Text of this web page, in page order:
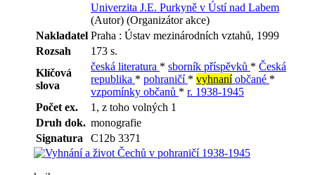
Univerzita J.E. Purkyně v Ústí nad Labem
(Autor) (Organizátor akce)
Nakladatel Praha : Ústav mezinárodních vztahů, 1999
Rozsah
173 s.
Klíčová
slova
česká literatura * sborník příspěvků * Česká
republika * pohraničí * vyhnaníobčané *
vzpomínky občanů * r. 1938-1945
Počet ex.
1, z toho volných 1
Druh dok. monografie
Signatura
C12b 3371